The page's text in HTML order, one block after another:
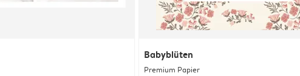
Babyblüten
Premium Papier